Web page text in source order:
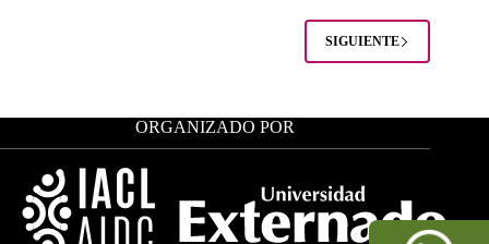
SIGUIENTE
ORGANIZADO POR